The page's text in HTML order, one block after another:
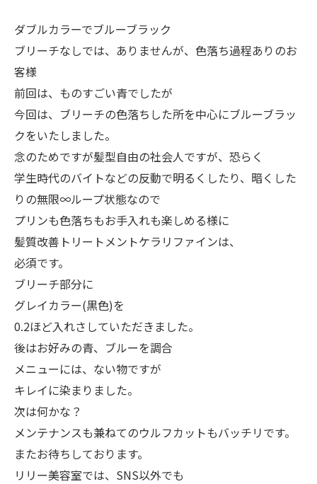
ダブルカラーでブルーブラック
ブリーチなしでは、ありませんが、色落ち過程ありのお
客様
前回は、ものすごい青でしたが
今回は、ブリーチの色落ちした所を中心にブルーブラッ
クをいたしました。
念のためですが髪型自由の社会人ですが、恐らく
学生時代のバイトなどの反動で明るくしたり、暗くした
りの無限∞ループ状態なので
プリンも色落ちもお手入れも楽しめる様に
髪質改善トリートメントケラリファインは、
必須です。
ブリーチ部分に
グレイカラー(黒色)を
0.2ほど入れさしていただきました。
後はお好みの青、ブルーを調合
メニューには、ない物ですが
キレイに染まりました。
次は何かな？
メンテナンスも兼ねてのウルフカットもバッチリです。
またお待ちしております。
リリー美容室では、SNS以外でも